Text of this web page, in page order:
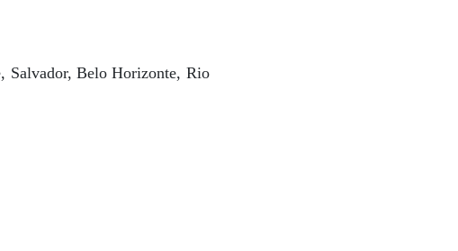
Salvador, Belo Horizonte, Rio